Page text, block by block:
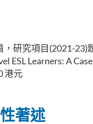
，研究項目(2021-
ESL Learners: A
港元
著述